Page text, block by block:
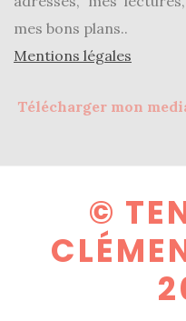
mes bons plans..
Mentions légales
Télécharger mon
©